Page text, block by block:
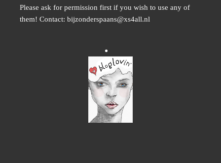
Please ask for permission first if you wish to use any of
them! Contact: bijzonderspaans@xs4all.nl